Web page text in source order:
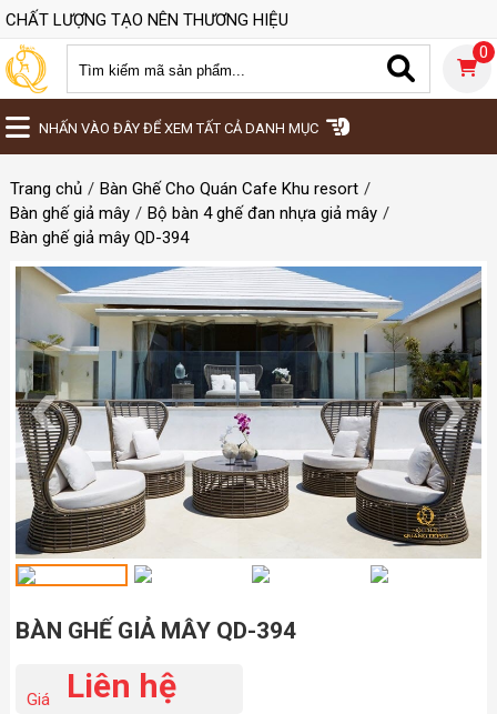
CHẤT LƯỢNG TẠO NÊN THƯƠNG HIỆU
0
NHẤN VÀO ĐÂY ĐỂ XEM TẤT CẢ DANH MỤC
Trang chủ
Bàn Ghế Cho Quán Cafe Khu resort
Bàn ghế giả mây
Bộ bàn 4 ghế đan nhựa giả mây
Bàn ghế giả mây QD-394
BÀN GHẾ GIẢ MÂY QD-394
Giá Liên hệ